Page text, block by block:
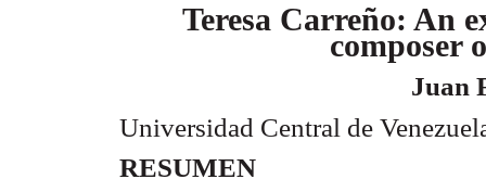
Teresa Carreño: An
composer
Juan
Universidad Central de
RESUMEN